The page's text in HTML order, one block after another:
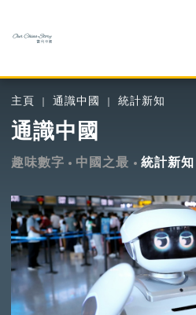
主頁 通識中國 統計新知
通識中國
趣味數字 中國之最 統計新知